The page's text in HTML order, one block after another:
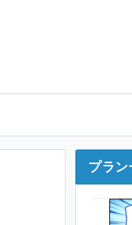
プラ